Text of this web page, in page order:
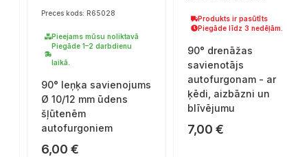
Preces kods: R65028
Pieejams mūsu noliktavā
Piegāde 1–2 darbdienu
laikā.
90° leņķa savienojums
Ø 10/12 mm ūdens
šļūtenēm
autofurgoniem
6,00€
Produkts ir pasūtīts
Piegāde līdz 3 nedēļām.
90° drenāžas
savienotājs
autofurgonam - ar
ķēdi, aizbāzni un
blīvējumu
7,00 €